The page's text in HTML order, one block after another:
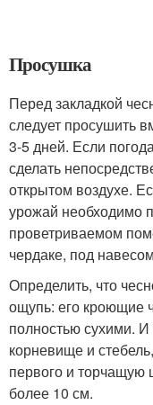
Просушка
Перед закладкой
следует просушить
3-5 дней. Если
сделать
открытом воздухе.
урожай необходимо
проветриваемом
чердаке, под
Определить, что
ощупь: его кроющие
полностью сухими. И
корневище и
первого и торчащую
более 10 см.